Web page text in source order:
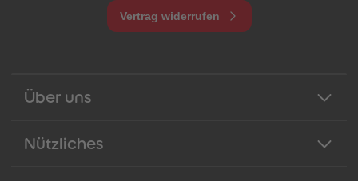
Vertrag widerrufen
Über uns
Nützliches